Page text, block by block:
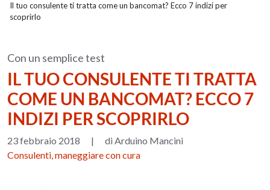
Il tuo consulente ti tratta come un bancomat? Ecco 7 indizi per
scoprirlo
Con un semplice test
IL TUO CONSULENTE TI TRATTA
COME UN BANCOMAT? ECCO 7
INDIZI PER SCOPRIRLO
23 febbraio 2018 |
di Arduino Mancini
Consulenti, maneggiare con cura